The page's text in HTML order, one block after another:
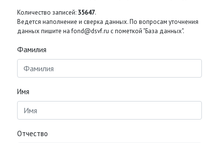
Количество записей: 35647.
Ведется наполнение и сверка данных. По вопросам уточнения
данных пишите на fond@dsvf.ru с пометкой "База данных".
Фамилия
Имя
Отчество